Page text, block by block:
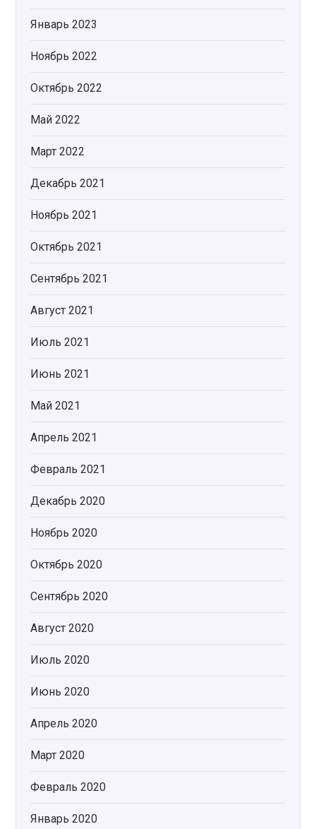
Январь 2023
Ноябрь 2022
Октябрь 2022
Май 2022
Март 2022
Декабрь 2021
Ноябрь 2021
Октябрь 2021
Сентябрь 2021
Август 2021
Июль 2021
Июнь 2021
Май 2021
Апрель 2021
Февраль 2021
Декабрь 2020
Ноябрь 2020
Октябрь 2020
Сентябрь 2020
Август 2020
Июль 2020
Июнь 2020
Апрель 2020
Март 2020
Февраль 2020
Январь 2020